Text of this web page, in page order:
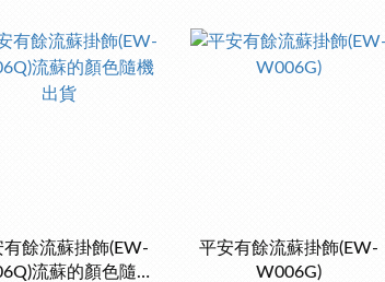
有餘流蘇掛飾(EW-
流蘇的顏色隨機
平安有餘流蘇掛飾(EW-
W006G)